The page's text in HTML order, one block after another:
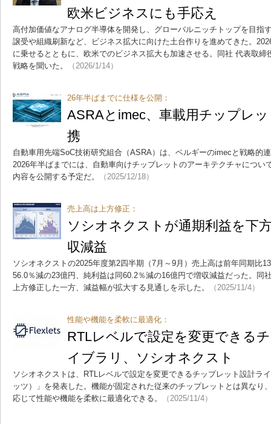
欧米ビジネスにも手応え
高付加価値なアナログ半導体を開発し、グローバルニッチトップを目指
譲受や組織刷新など、ビジネス拡大に向けた土台作りを進めてきた。
に乗せるとともに、欧米でのビジネス拡大も加速させる。同社 代表取
戦略を聞いた。
（2026/1/14）
26年半ばまでに仕様を公開：
ASRAとimec、車載用チップレ
携
自動車用先端SoC技術研究組合（ASRA）は、ベルギーのimecと戦略的
2026年半ばまでには、自動車向けチップレットのアーキテクチャについ
内容を公開する予定だ。
（2025/12/18）
売上高は上方修正：
ソシオネクストが通期利益を下
収減益
ソシオネクストの2025年度第2四半期（7月～9月）売上高は前年同期比
56.0％減の23億円、純利益は同60.2％減の16億円で増収減益だった。同
上方修正した一方、減益幅が拡大する見通しを示した。
（2025/11/4）
性能や機能を柔軟に最適化：
RTLレベルで設定を変更できる
イブラリ、ソシオネクスト
ソシオネクストは、RTLレベルで設定を変更できるチップレット設計ラ
ッツ）」を発表した。機能が固定された従来のチップレットとは異なり
応じて性能や機能を柔軟に最適化できる。
（2025/11/4）